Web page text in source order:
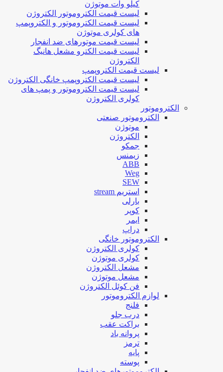
کیلو وات موتوژن
لیست قیمت الکتروموتور الکتروژن
لیست قیمت الکتروموتور و الکتروپمپ
های کولری موتوژن
لیست قیمت موتورهای ضد انفجار
لیست قیمت الکترو مشعل هانیگ
الکتروژن
لیست قیمت الکتروپمپ
لیست قیمت الکتروپمپ خانگی الکتروژن
لیست قیمت الکتروموتور و پمپ های
کولری الکتروژن
الکتروموتور
الکتروموتور صنعتی
موتوژن
الکتروژن
جمکو
زیمنس
ABB
Weg
SEW
استریم stream
بارلی
کوپر
ایمر
دراپ
الکتروموتور خانگی
کولری الکتروژن
کولری موتوژن
مشعل الکتروژن
مشعل موتوژن
فن کوئل الکتروژن
لوازم الکتروموتور
فلنج
درب جلو
براکت عقب
پروانه باد
ترمز
پایه
پوسته